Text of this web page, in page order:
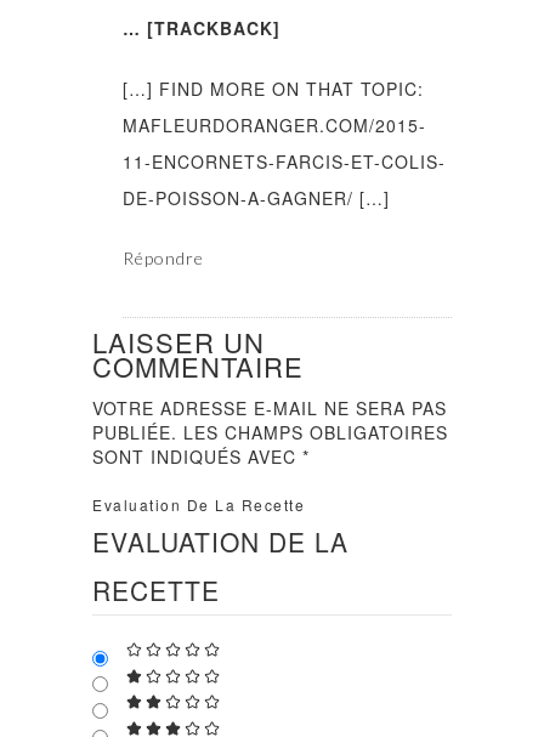
… [TRACKBACK]
[…] FIND MORE ON THAT TOPIC:
MAFLEURDORANGER.COM/2015-
11-ENCORNETS-FARCIS-ET-COLIS-
DE-POISSON-A-GAGNER/ […]
Répondre
LAISSER UN
COMMENTAIRE
VOTRE ADRESSE E-MAIL NE SERA PAS
PUBLIÉE. LES CHAMPS OBLIGATOIRES
SONT INDIQUÉS AVEC*
Evaluation De La Recette
EVALUATION DE LA
RECETTE